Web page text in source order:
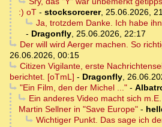
:) oT - stocksorcerer, 25.06.2026,
Ja, trotzdem Danke. Ich habe
- Dragonfly, 25.06.2026, 22:17
Der will wird Aerger machen. So
26.06.2026, 00:15
Citizen Vigilante, erste
berichtet. [oTmL] - Dragonfly,
"Ein Film, den der Michel ..."-
Ein anderes Video macht sich
Martin Sellner in "Save Europe" -
Wichtiger Punkt. Das sage ich